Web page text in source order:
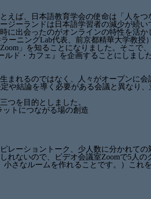
えば、日本語教育学会の使命は「人を
ジーランドは日本語学習者の減少が続
に出会ったのがオンラインの特性を活
ーニングLab代表、前京都精華大学教授
」を知ることになりました。そこ
ド・カフェ』を企画することにしました
まれるのではなく、人々がオープンに
や結論を導く必要がある会議と異なり
つを目的としました。
トにつながる場の創造
レーショントーク、少人数に分かれて
ないので、ビデオ会議室Zoomで5人
さなルームを作れることです。）こ